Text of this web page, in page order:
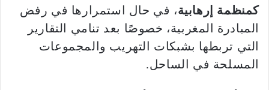
كمنظمة إرهابية، في حال استمرارها في رفض
المبادرة المغربية، خصوصًا بعد تنامي التقارير
التي تربطها بشبكات التهريب والمجموعات
المسلحة في الساحل.